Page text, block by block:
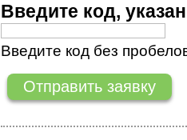
Введите код,
Введите код без